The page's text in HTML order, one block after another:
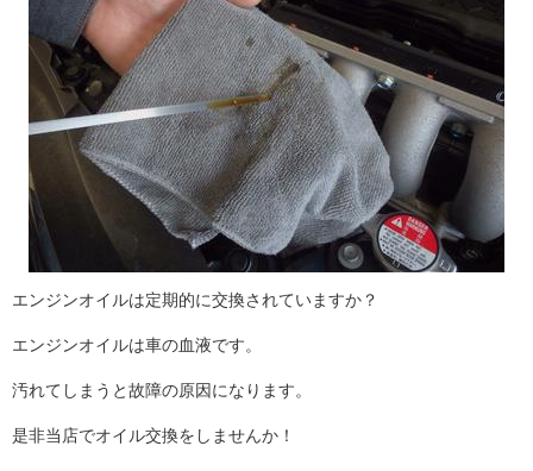
エンジンオイルは定期的に交換されていますか？
エンジンオイルは車の血液です。
汚れてしまうと故障の原因になります。
是非当店でオイル交換をしませんか！